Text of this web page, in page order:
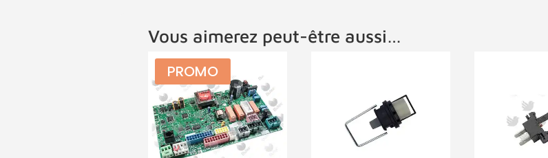
Vous aimerez peut-être aussi…
PROMO